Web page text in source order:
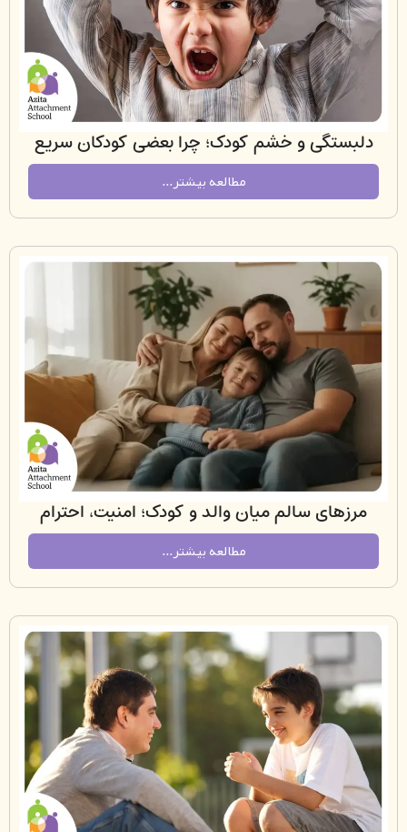
و خشم کودک؛ چرا بعضی کودکان سریع
می‌شوند و بعضی در خود فرو می‌روند؟
مطالعه بیشتر...
سالم میان والد و کودک؛ امنیت، احترام
متقابل و رشد هیجانی
مطالعه بیشتر...